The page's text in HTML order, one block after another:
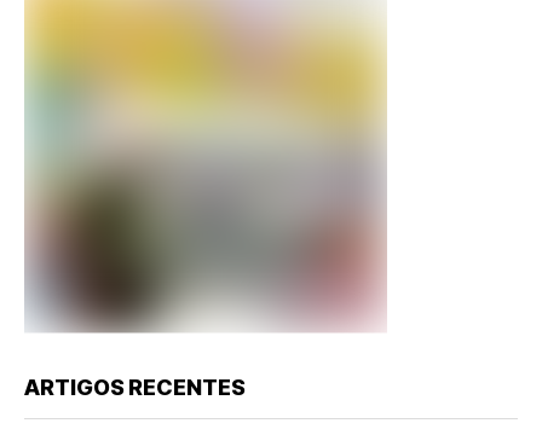
ARTIGOS RECENTES